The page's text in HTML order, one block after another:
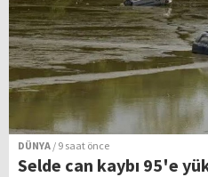
DÜNYA / 9 saat önce
Selde can kaybı 95'e